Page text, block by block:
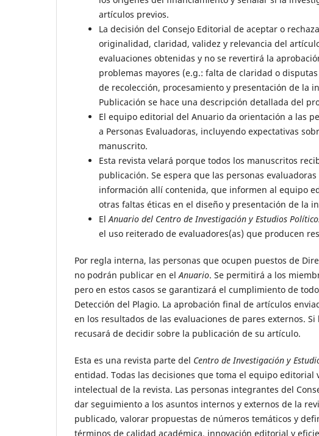
artículos previos.
La decisión del Consejo Editorial de aceptar o
originalidad, claridad, validez y relevancia del
evaluaciones obtenidas y no se revertirá la
problemas mayores (e.g.: falta de claridad o
de recolección, procesamiento y presentación de la
Publicación se hace una descripción detallada del
El equipo editorial del Anuario da orientación a las
a Personas Evaluadoras, incluyendo expectativas
manuscrito.
Esta revista velará porque todos los manuscritos
publicación. Se espera que las personas
información allí contenida, que informen al equipo
otras faltas éticas en el diseño y presentación de la
ElAnuario del Centro de Investigación y Estudios
el uso reiterado de evaluadores(as) que producen
Por regla interna, las personas que ocupen puestos de
no podrán publicar en elAnuario. Se permitirá a los
pero en estos casos se garantizará el cumplimiento de
Detección del Plagio. La aprobación final de artículos
en los resultados de las evaluaciones de pares externos.
recusará de decidir sobre la publicación de su artículo.
Esta es una revista parte del Centro de Investigación y
entidad. Todas las decisiones que toma el equipo
intelectual de la revista. Las personas integrantes del
dar seguimiento a los asuntos internos y externos de la
publicado, valorar propuestas de números temáticos y
términos de calidad académica, innovación editorial y